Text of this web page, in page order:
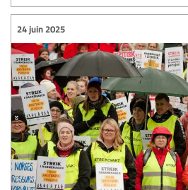
24 juin 2025